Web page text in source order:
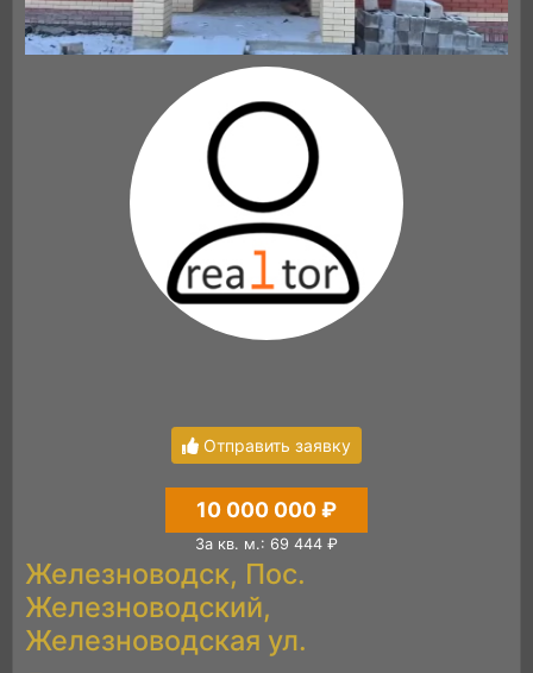
Отправить заявку
10 000 000 ₽
За кв. м.: 69 444 ₽
Железноводск, Пос.
Железноводский,
Железноводская ул.